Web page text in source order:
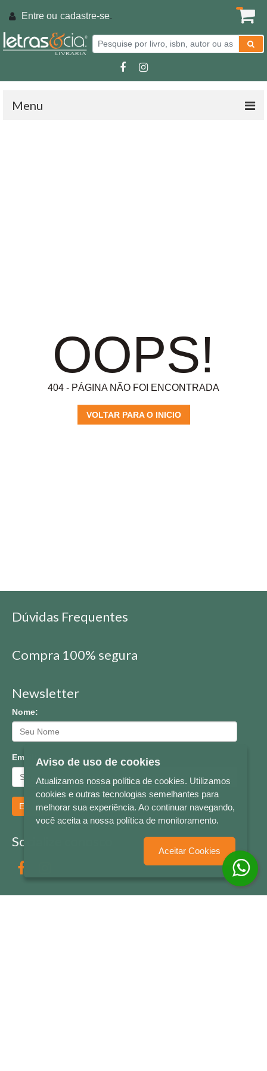
Entre ou cadastre-se.
Menu
OOPS!
404 - PÁGINA NÃO FOI ENCONTRADA
VOLTAR PARA O INICIO
Dúvidas Frequentes
Compra 100% segura
Newsletter
Nome:
Email:
Enviar
Socialize conosco
Aviso de uso de cookies
Atualizamos nossa política de cookies. Utilizamos
cookies e outras tecnologias semelhantes para
melhorar sua experiência. Ao continuar navegando,
você aceita a nossa política de monitoramento.
Aceitar Cookies